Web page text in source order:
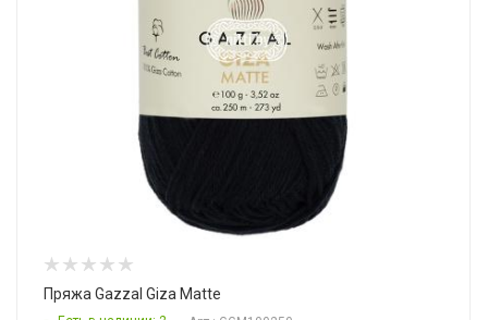
Пряжа Gazzal Giza Matte